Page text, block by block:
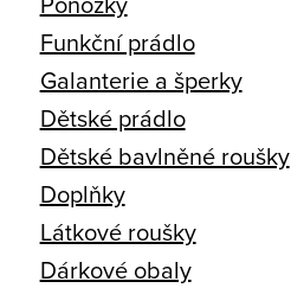
Funkční prádlo
Galanterie a šperky
Dětské prádlo
Dětské bavlněné roušky
Doplňky
Látkové roušky
Dárkové obaly